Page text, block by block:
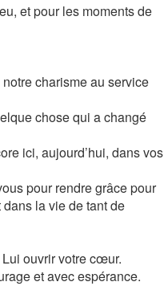
et pour les moments de
charisme au service
chose qui a changé
ici, aujourd’hui, dans vos
pour rendre grâce pour
la vie de tant de
ouvrir votre cœur.
et avec espérance.